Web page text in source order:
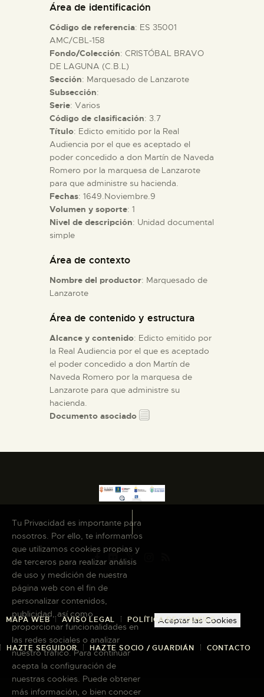
█
EL MUSEO
COLECCIONES
DIDÁCTICA
ESPAÑOL
Área de identificación
Código de referencia: ES 35001
AMC/CBL-158
Fondo/Colección: CRISTÓBAL BRAVO
DE LAGUNA (C.B.L)
Sección: Marquesado de Lanzarote
Subsección:
Serie: Varios
Código de clasificación: 3.7
Título: Edicto emitido por la Real
Audiencia por el que es aceptado el
poder concedido a don Martín de Naveda
Romero por la marquesa de Lanzarote
para que administre su hacienda.
Fechas: 1649.Noviembre.9
Volumen y soporte: 1
Nivel de descripción: Unidad documental
simple
Área de contexto
Nombre del productor: Marquesado de
Lanzarote
Área de contenido y estructura
Alcance y contenido: Edicto emitido por
la Real Audiencia por el que es aceptado
el poder concedido a don Martín de
Naveda Romero por la marquesa de
Lanzarote para que administre su
hacienda.
Documento asociado
MAPA WEB AVISO LEGAL POLÍTICA DE COOKIES
HAZTE SEGUIDOR HAZTE SOCIO / GUARDIÁN CONTACTO
Tu Privacidad es importante para
nosotros. Por ello, te informamos
que utilizamos cookies propias y
de terceros para realizar análisis
de uso y medición de nuestra
página web con el fin de
personalizar contenidos,
publicidad, así como
proporcionar funcionalidades en
las redes sociales o analizar
nuestro tráfico. Para continuar
acepta la configuración de
nuestras cookies. Puede obtener
más información, o bien conocer
Aceptar las Cookies